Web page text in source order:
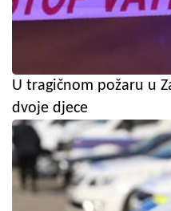
U tragičnom požaru u
dvoje djece